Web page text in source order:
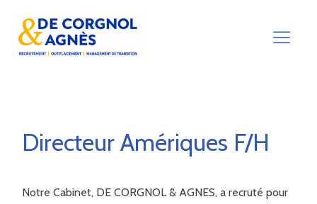
Directeur Amériques F/H
Notre Cabinet, DE CORGNOL & AGNES, a recruté pour